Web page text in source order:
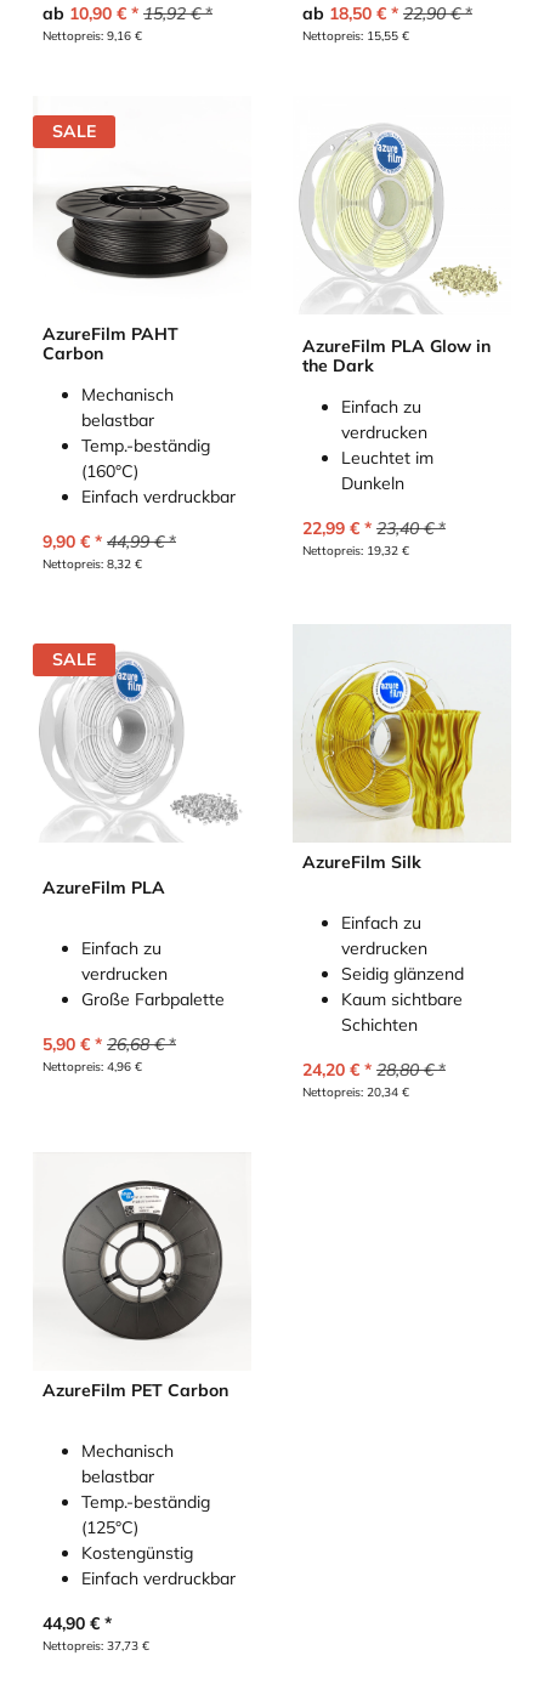
ab 10,90 € 15,92€
Nettopreis: 9,16 €
ab 18,50€ 22,90€
Nettopreis: 15,55€
SALE
AzureFilm PAHT
Carbon
Mechanisch
belastbar
Temp.-beständig
(160°C)
Einfach verdruckbar
9,90 € 44,99€
Nettopreis: 8,32 €
AzureFilm PLA Glow in
the Dark
Einfach zu
verdrucken
Leuchtet im
Dunkeln
22,99€ 23,40€
Nettopreis: 19,32€
SALE
AzureFilm PLA
Einfach zu
verdrucken
Große Farbpalette
5,90 € 26,68€
Nettopreis: 4,96 €
AzureFilm Silk
Einfach zu
verdrucken
Seidig glänzend
Kaum sichtbare
Schichten
24,20€ 28,80€
Nettopreis: 20,34€
AzureFilm PET Carbon
Mechanisch
belastbar
Temp.-beständig
(125°C)
Kostengünstig
Einfach verdruckbar
44,90 €
Nettopreis: 37,73 €